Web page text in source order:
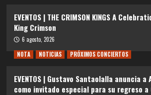
EVENTOS | THE CRIMSON KINGS A
King Crimson
6 agosto, 2026
NOTA
NOTICIAS PRÓXIMOS CONCIERTOS
EVENTOS | Gustavo Santaolalla anuncia a
como invitado especial para su regreso a